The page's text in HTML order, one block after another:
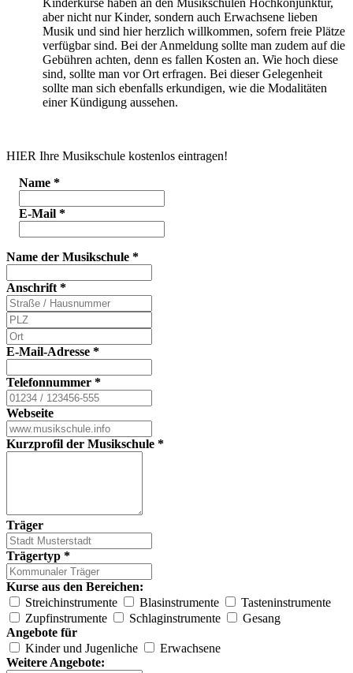
Kinderkurse haben an den Musikschulen Hochkonjunktur,
aber nicht nur Kinder, sondern auch Erwachsene lieben
Musik und sind hier herzlich willkommen, sofern freie Plätze
verfügbar sind. Bei der Anmeldung sollte man zudem auf die
Gebühren achten, denn es fallen Kosten an. Wie hoch diese
sind, sollte man vor Ort erfragen. Bei dieser Gelegenheit
sollte man sich ebenfalls erkundigen, wie die Modalitäten
einer Kündigung aussehen.
HIER Ihre Musikschule kostenlos eintragen!
Name *
E-Mail *
Name der Musikschule *
Anschrift *
E-Mail-Adresse *
Telefonnummer *
Webseite
Kurzprofil der Musikschule *
Träger
Trägertyp *
Kurse aus den Bereichen:
Streichinstrumente
Blasinstrumente
Tasteninstrumente
Zupfinstrumente
Schlaginstrumente
Gesang
Angebote für
Kinder und Jugenliche
Erwachsene
Weitere Angebote: